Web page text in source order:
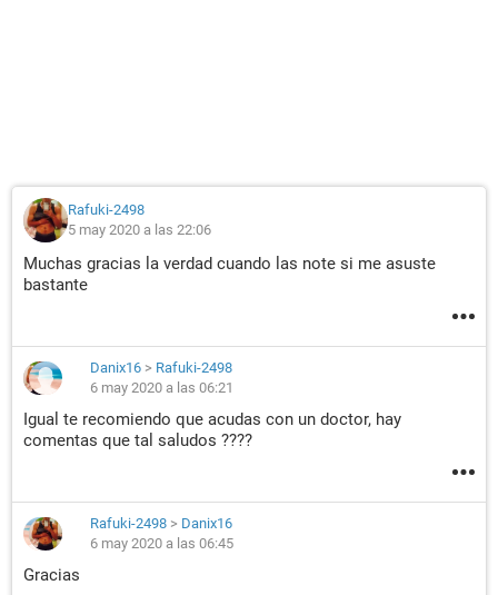
Rafuki-2498
5 may 2020 a las 22:06
Muchas gracias la verdad cuando las note si me asuste
bastante
Danix16 > Rafuki-2498
6 may 2020 a las 06:21
Igual te recomiendo que acudas con un doctor, hay
comentas que tal saludos ????
Rafuki-2498 > Danix16
6 may 2020 a las 06:45
Gracias